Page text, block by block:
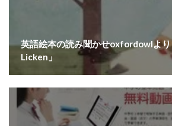
英語絵本の読み聞かせoxfordowlよ
Licken」